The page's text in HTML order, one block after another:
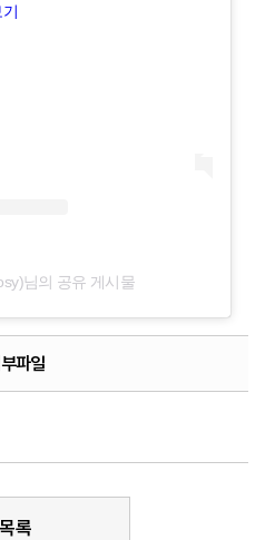
님의 공유 게시물
파일
목록